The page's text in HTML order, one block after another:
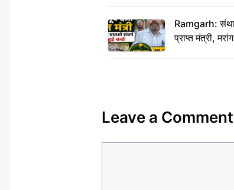
Ramgarh:
प्राप्त मंत्री,
Leave a Comment